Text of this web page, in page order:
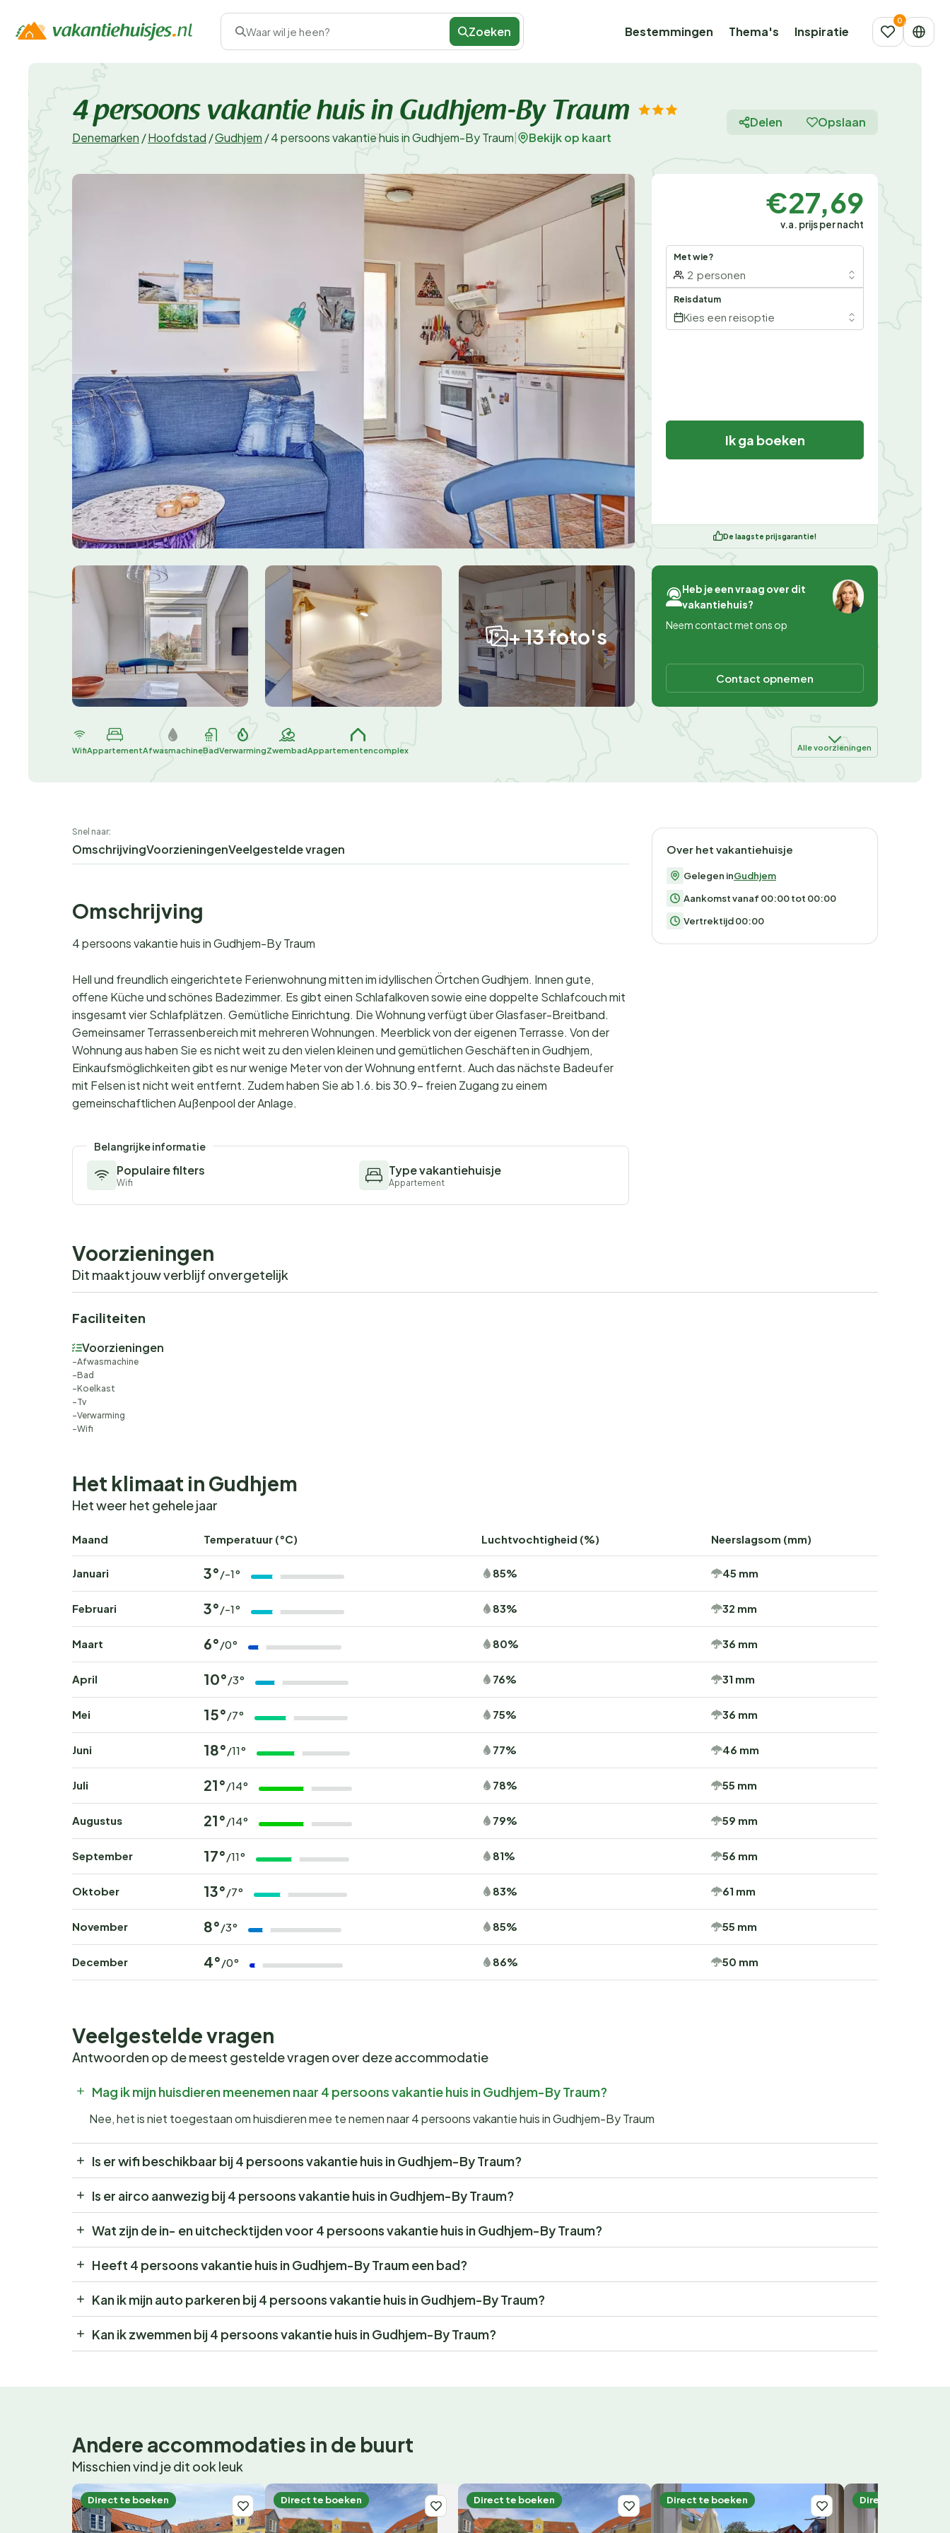
Waar wil je heen? Zoeken Bestemmingen Thema's Inspiratie
4 persoons vakantie huis in Gudhjem-By Traum
Denemarken /Hoofdstad /Gudhjem /4 persoons vakantie huis in Gudhjem-By Traum Bekijk op kaart
Delen Opslaan
+ 13 foto's
€27,69
v.a. prijs per nacht
Met wie?
2 personen
Reisdatum
Kies een reisoptie
Ik ga boeken
De laagste prijsgarantie!
Heb je een vraag over dit
vakantiehuis?
Neem contact met ons op
Contact opnemen
WifiAppartementAfwasmachineBadVerwarmingZwembadAppartementencomplex Alle voorzieningen
Snel naar:
OmschrijvingVoorzieningenVeelgestelde vragen
Omschrijving
4 persoons vakantie huis in Gudhjem-By Traum
Hell und freundlich eingerichtete Ferienwohnung mitten im idyllischen Örtchen Gudhjem. Innen gute,
offene Küche und schönes Badezimmer. Es gibt einen Schlafalkoven sowie eine doppelte Schlafcouch mit
insgesamt vier Schlafplätzen. Gemütliche Einrichtung. Die Wohnung verfügt über Glasfaser-Breitband.
Gemeinsamer Terrassenbereich mit mehreren Wohnungen. Meerblick von der eigenen Terrasse. Von der
Wohnung aus haben Sie es nicht weit zu den vielen kleinen und gemütlichen Geschäften in Gudhjem,
Einkaufsmöglichkeiten gibt es nur wenige Meter von der Wohnung entfernt. Auch das nächste Badeufer
mit Felsen ist nicht weit entfernt. Zudem haben Sie ab 1.6. bis 30.9- freien Zugang zu einem
gemeinschaftlichen Außenpool der Anlage.
Belangrijke informatie
Populaire filters
Wifi
Type vakantiehuisje
Appartement
Over het vakantiehuisje
Gelegen inGudhjem
Aankomst vanaf 00:00 tot 00:00
Vertrektijd 00:00
Voorzieningen
Dit maakt jouw verblijf onvergetelijk
Faciliteiten
Voorzieningen
Afwasmachine
Bad
Koelkast
Tv
Verwarming
Wifi
Het klimaat in Gudhjem
Het weer het gehele jaar
Maand Temperatuur (°C) Luchtvochtigheid (%) Neerslagsom (mm)
Januari 3° /-1° 85% 45 mm
Februari 3° /-1° 83% 32 mm
Maart 6° /0° 80% 36 mm
April 10° /3° 76% 31 mm
Mei 15° /7° 75% 36 mm
Juni 18° /11° 77% 46 mm
Juli 21° /14° 78% 55 mm
Augustus 21° /14° 79% 59 mm
September 17° /11° 81% 56 mm
Oktober 13° /7° 83% 61 mm
November 8° /3° 85% 55 mm
December 4° /0° 86% 50 mm
Veelgestelde vragen
Antwoorden op de meest gestelde vragen over deze accommodatie
Mag ik mijn huisdieren meenemen naar 4 persoons vakantie huis in Gudhjem-By Traum?
Nee, het is niet toegestaan om huisdieren mee te nemen naar 4 persoons vakantie huis in Gudhjem-By Traum
Is er wifi beschikbaar bij 4 persoons vakantie huis in Gudhjem-By Traum?
Is er airco aanwezig bij 4 persoons vakantie huis in Gudhjem-By Traum?
Wat zijn de in- en uitchecktijden voor 4 persoons vakantie huis in Gudhjem-By Traum?
Heeft 4 persoons vakantie huis in Gudhjem-By Traum een bad?
Kan ik mijn auto parkeren bij 4 persoons vakantie huis in Gudhjem-By Traum?
Kan ik zwemmen bij 4 persoons vakantie huis in Gudhjem-By Traum?
Andere accommodaties in de buurt
Misschien vind je dit ook leuk
Direct te boeken Direct te boeken Direct te boeken Direct te boeken Direct te boeken